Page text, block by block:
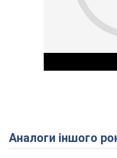
Аналоги іншого